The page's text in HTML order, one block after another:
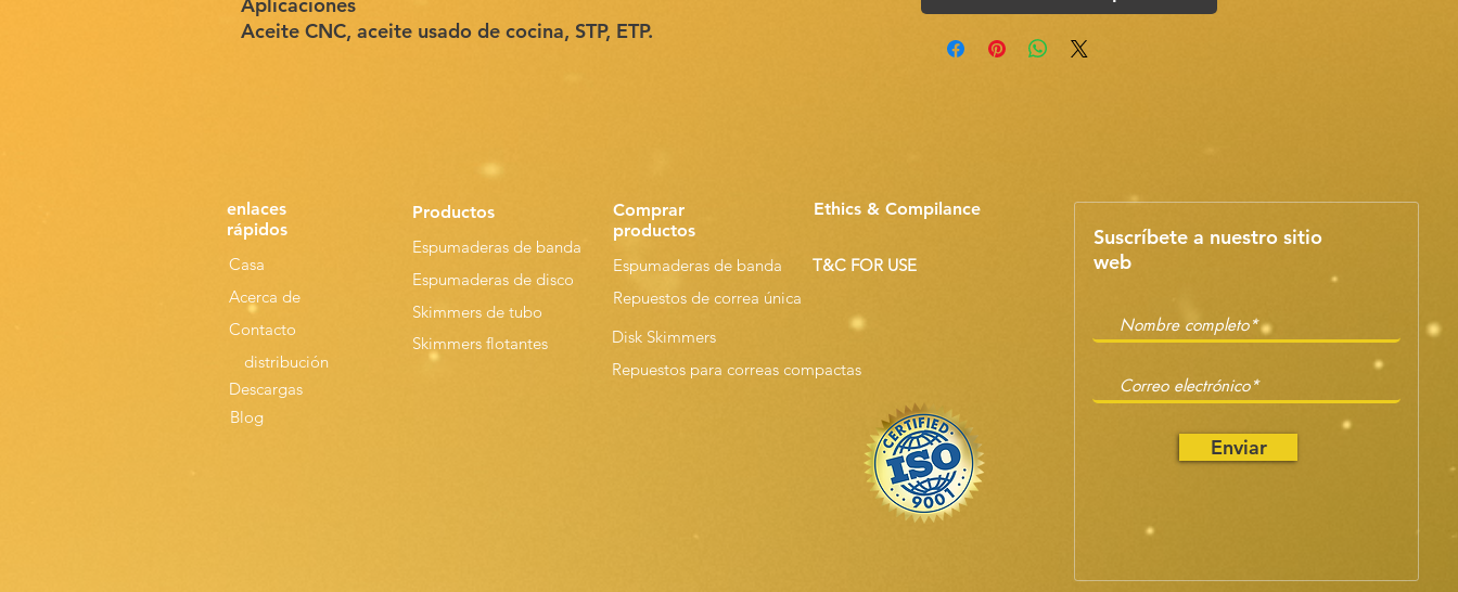
Aplicaciones
Aceite CNC, aceite usado de cocina, STP, ETP.
enlaces
rápidos
Casa
Acerca de
Contacto
distribución
Descargas
Blog
Productos
Espumaderas de banda
Espumaderas de disco
Skimmers de tubo
Skimmers flotantes
Comprar
productos
Espumaderas de banda
Ethics & Compilance
T&C FOR USE
Repuestos de correa única
Disk Skimmers
Repuestos para correas compactas
Suscríbete a nuestro sitio
web
Enviar